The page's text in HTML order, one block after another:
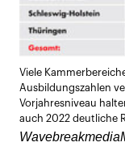
Viele
Ausbildungszahlen
Vorjahresniveau
auch 2022 deutliche